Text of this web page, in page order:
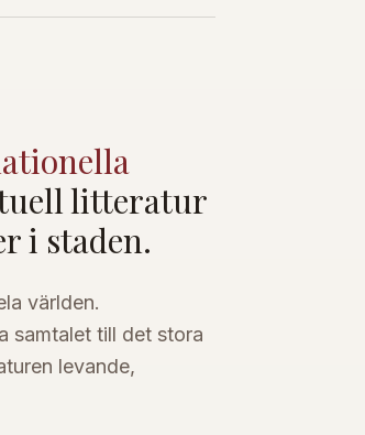
litteratur
i staden.
världen.
samtalet till det stora
levande,